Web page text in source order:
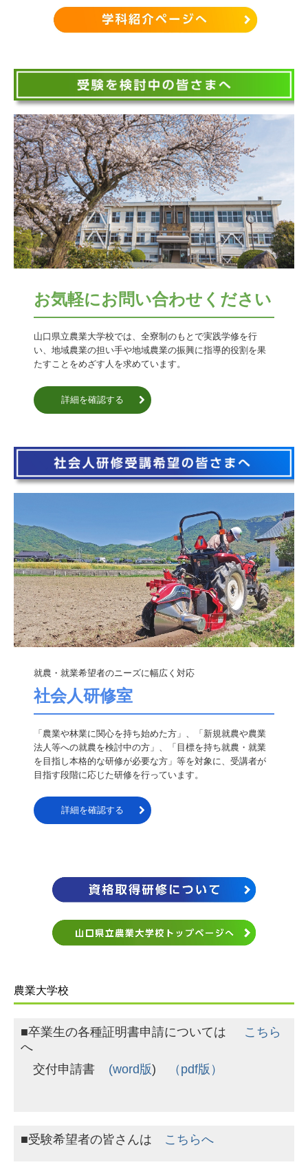
お気軽にお問い合わせください
山口県立農業大学校では、全寮制のもとで実践学修を行
い、地域農業の担い手や地域農業の振興に指導的役割を果
たすことをめざす人を求めています。
詳細を確認する
就農・就業希望者のニーズに幅広く対応
社会人研修室
「農業や林業に関心を持ち始めた方」、「新規就農や農業
法人等への就農を検討中の方」、「目標を持ち就農・就業
を目指し本格的な研修が必要な方」等を対象に、受講者が
目指す段階に応じた研修を行っています。
詳細を確認する
農業大学校
■卒業生の各種証明書申請については
こちら
へ
交付申請書 (word版) （pdf版）
■受験希望者の皆さんは こちらへ